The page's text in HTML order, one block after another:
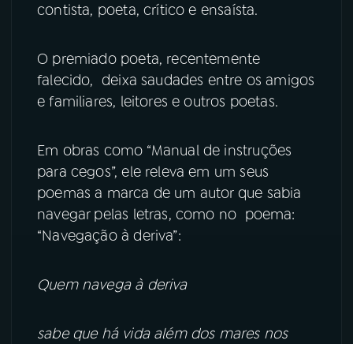
contista, poeta, crítico e ensaísta.
O premiado poeta, recentemente
falecido, deixa saudades entre os amigos
e familiares, leitores e outros poetas.
Em obras como “Manual de instruções
para cegos”, ele releva em um seus
poemas a marca de um autor que sabia
navegar pelas letras, como no poema:
“Navegação à deriva”:
Quem navega à deriva
sabe que há vida além dos mares nos